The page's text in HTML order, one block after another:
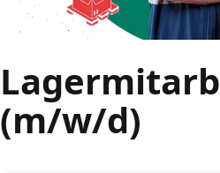
(m/w/d)